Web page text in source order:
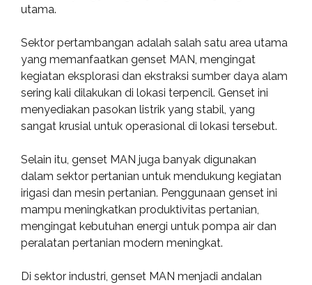
utama.
Sektor pertambangan adalah salah satu area utama
yang memanfaatkan genset MAN, mengingat
kegiatan eksplorasi dan ekstraksi sumber daya alam
sering kali dilakukan di lokasi terpencil. Genset ini
menyediakan pasokan listrik yang stabil, yang
sangat krusial untuk operasional di lokasi tersebut.
Selain itu, genset MAN juga banyak digunakan
dalam sektor pertanian untuk mendukung kegiatan
irigasi dan mesin pertanian. Penggunaan genset ini
mampu meningkatkan produktivitas pertanian,
mengingat kebutuhan energi untuk pompa air dan
peralatan pertanian modern meningkat.
Di sektor industri, genset MAN menjadi andalan